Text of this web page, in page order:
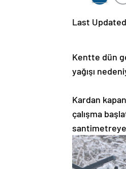
Last
Kentte dün
yağışı
Kardan
çalışma